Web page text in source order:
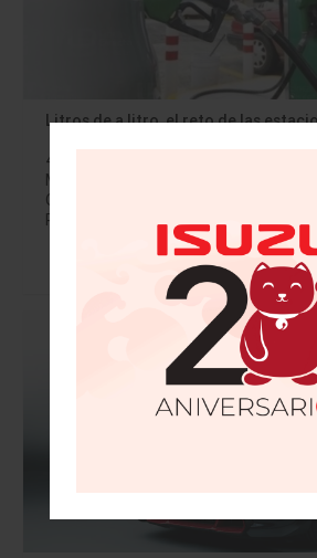
Litros de a litro, el reto de las
48 millones de vehículos circulan en
México existen 12 mil 551
ONEXPO. Tras casi 80 años de
PEMEX , en 2017…